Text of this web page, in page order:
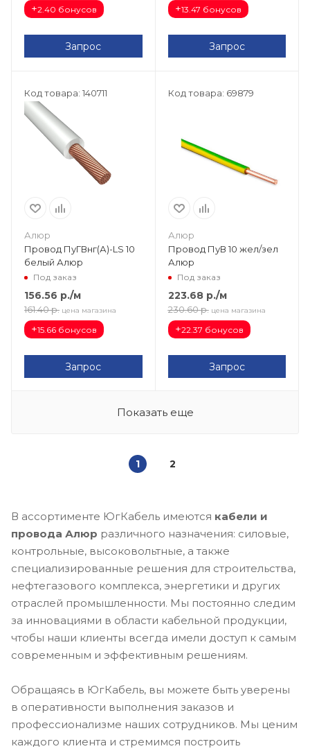
+2.40 бонусов
Запрос
+13.47 бонусов
Запрос
Код товара: 140711
Алюр
Провод ПуГВнг(А)-LS 10
белый Алюр
Под заказ
156.56 р./м
161.40 р. цена магазина
+15.66 бонусов
Запрос
Код товара: 69879
Алюр
Провод ПуВ 10 жел/зел
Алюр
Под заказ
223.68р./м
230.60 р. цена магазина
+22.37 бонусов
Запрос
Показать еще
1 2
В ассортименте ЮгКабель имеются кабели и
провода Алюр различного назначения: силовые,
контрольные, высоковольтные, а также
специализированные решения для строительства,
нефтегазового комплекса, энергетики и других
отраслей промышленности. Мы постоянно следим
за инновациями в области кабельной продукции,
чтобы наши клиенты всегда имели доступ к самым
современным и эффективным решениям.
Обращаясь в ЮгКабель, вы можете быть уверены
в оперативности выполнения заказов и
профессионализме наших сотрудников. Мы ценим
каждого клиента и стремимся построить